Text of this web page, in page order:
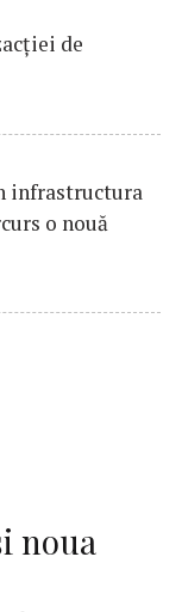
de
infrastructura
o nouă
noua